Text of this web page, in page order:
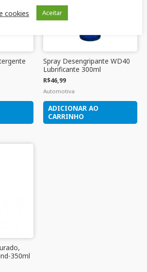
Spray Desengripante WD40
Lubrificante 300ml
R$46,99
Automotiva
ADICIONAR AO
CARRINHO
350ml
cookies
Aceitar